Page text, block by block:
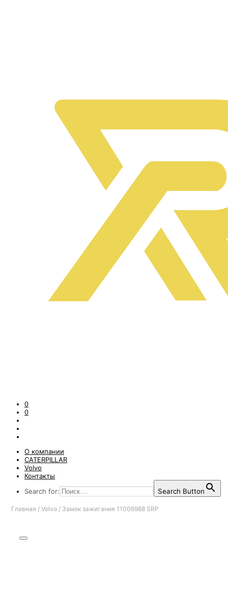
0
0
О компании
CATERPILLAR
Volvo
Контакты
Search for:
Search Button
Главная / Volvo / Замок зажигания 11006988 SRP